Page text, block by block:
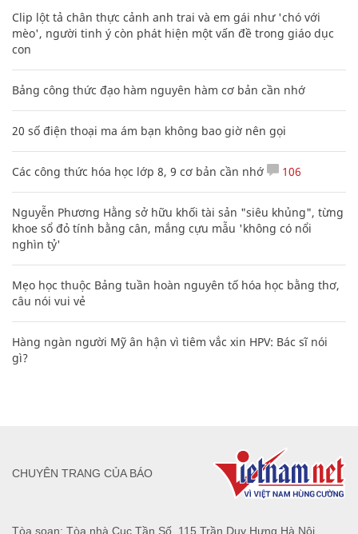
Clip lột tả chân thực cảnh anh trai và em gái như 'chó với
mèo', người tinh ý còn phát hiện một vấn đề trong giáo dục
con
Bảng công thức đạo hàm nguyên hàm cơ bản cần nhớ
20 số điện thoại ma ám bạn không bao giờ nên gọi
Các công thức hóa học lớp 8, 9 cơ bản cần nhớ 106
Nguyễn Phương Hằng sở hữu khối tài sản "siêu khủng", từng
khoe sổ đỏ tính bằng cân, mắng cựu mẫu 'không có nổi
nghìn tỷ'
Mẹo học thuộc Bảng tuần hoàn nguyên tố hóa học bằng thơ,
câu nói vui vẻ
Hàng ngàn người Mỹ ân hận vì tiêm vắc xin HPV: Bác sĩ nói
gì?
Tòa soạn: Tòa nhà Cục Tần Số, 115 Trần Duy Hưng Hà Nội
CHUYÊN TRANG CỦA BÁO